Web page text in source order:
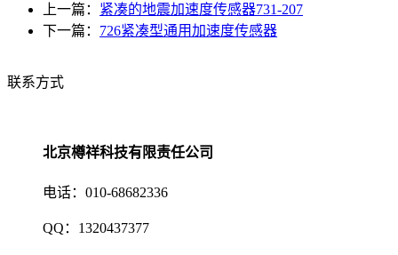
上一篇： 紧凑的地震加速度传感器731-207
下一篇： 726紧凑型通用加速度传感器
联系方式
北京樽祥科技有限责任公司
电话：010-68682336
QQ：1320437377